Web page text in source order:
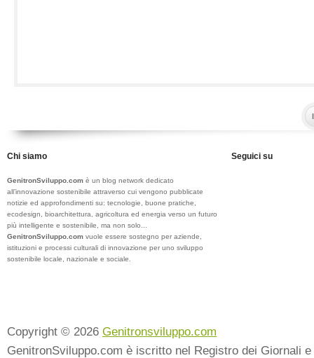
Chi siamo
GenitronSviluppo.com è un blog network dedicato
all’innovazione sostenibile attraverso cui vengono pubblicate
notizie ed approfondimenti su: tecnologie, buone pratiche,
ecodesign, bioarchitettura, agricoltura ed energia verso un futuro
più intelligente e sostenibile, ma non solo...
GenitronSviluppo.com vuole essere sostegno per aziende,
istituzioni e processi culturali di innovazione per uno sviluppo
sostenibile locale, nazionale e sociale.
Seguici su
Copyright © 2026 Genitronsviluppo.com
GenitronSviluppo.com è iscritto nel Registro dei Giornali